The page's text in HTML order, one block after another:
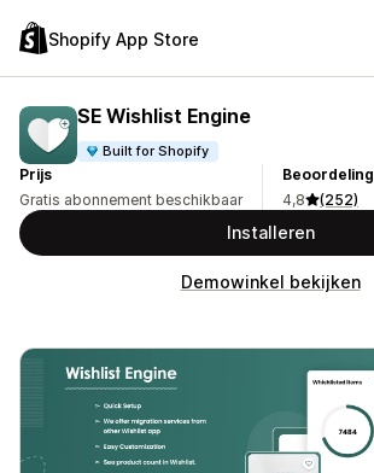
Shopify App Store
SE Wishlist Engine
Built for Shopify
Prijs
Gratis abonnement beschikbaar
Beoordeling
4,8
(252)
Installeren
Demowinkel bekijken